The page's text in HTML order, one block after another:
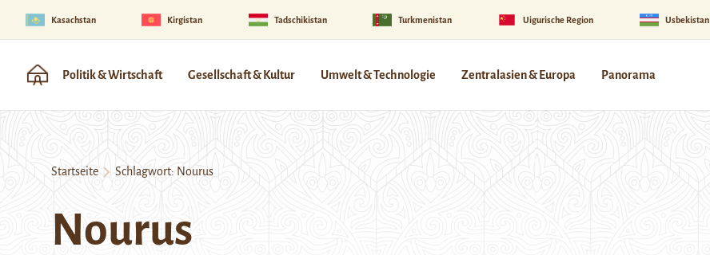
Kasachstan Kirgistan Tadschikistan Turkmenistan Uigurische Region Usbekistan
Politik & Wirtschaft Gesellschaft & Kultur Umwelt & Technologie Zentralasien & Europa Panorama
Startseite Schlagwort: Nourus
Nourus